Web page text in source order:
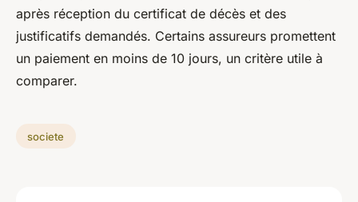
après réception du certificat de décès et des
justificatifs demandés. Certains assureurs promettent
un paiement en moins de 10 jours, un critère utile à
comparer.
societe